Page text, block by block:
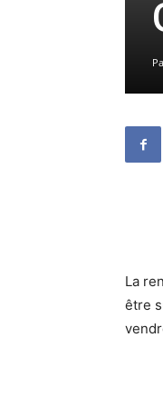
La
être